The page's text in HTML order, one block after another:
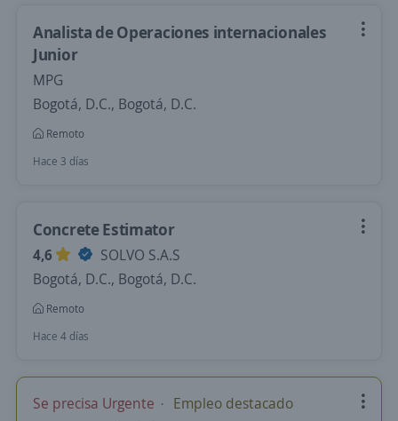
Analista de Operaciones internacionales
Junior
MPG
Bogotá, D.C., Bogotá, D.C.
Remoto
Hace 3 días
Concrete Estimator
4,6
SOLVO S.A.S
Bogotá, D.C., Bogotá, D.C.
Remoto
Hace 4 días
Se precisa Urgente Empleo destacado